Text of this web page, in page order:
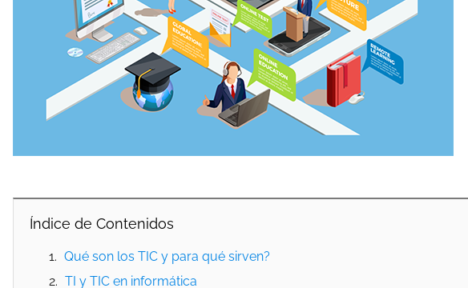
Índice de Contenidos
Qué son los TIC y para qué sirven?
TI y TIC en informática